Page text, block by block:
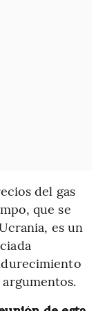
del gas
que se
es un
argumentos.